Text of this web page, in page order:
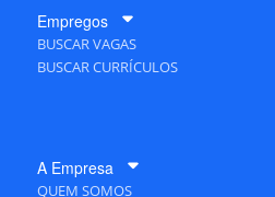
Empregos
BUSCAR VAGAS
BUSCAR CURRÍCULOS
A Empresa
QUEM SOMOS